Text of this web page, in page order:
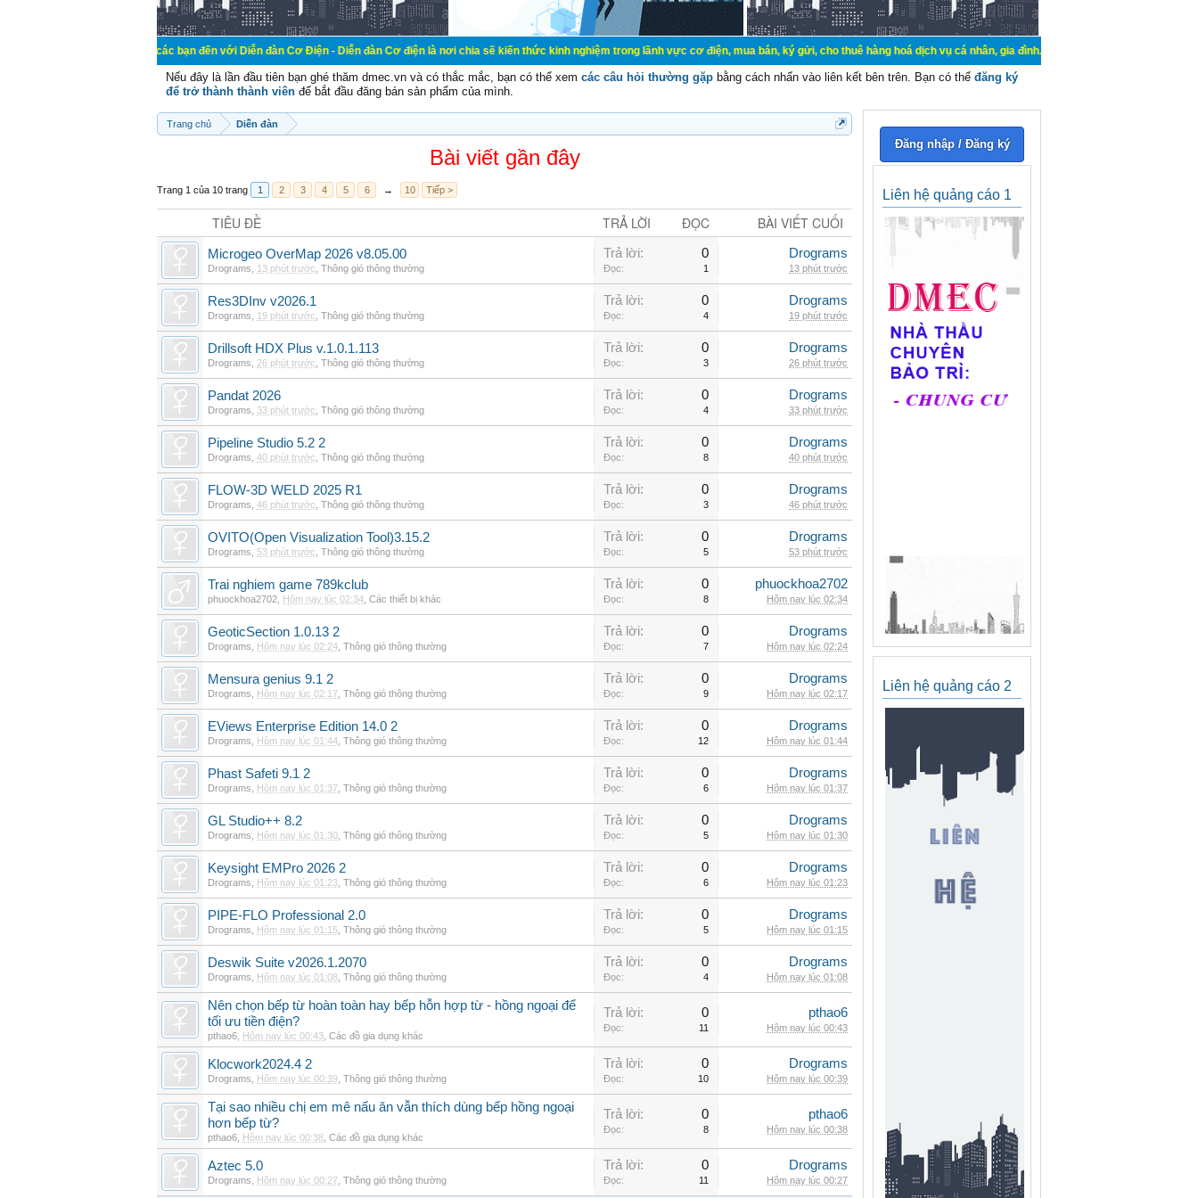
Chào mừng các bạn đến với Diễn đàn Cơ Điện - Diễn đàn Cơ điện là nơi chia sẽ kiến thức kinh nghiệm trong lãnh vực cơ điện, mua bán, ký gửi, cho thuê hàng hoá dịch vụ cá nhân, gia đình. Mua bán, ký gửi, cho thuê thiết bị hệ
Nếu đây là lần đầu tiên bạn ghé thăm dmec.vn và có thắc mắc, bạn có thể xem các câu hỏi thường gặp bằng cách nhấn vào liên kết bên trên. Bạn có thể đăng ký
để trở thành thành viên để bắt đầu đăng bán sản phẩm của mình.
Trang chủ Diễn đàn
Bài viết gần đây
Trang 1 của 10 trang 1 2 3 4 5 6 → 10 Tiếp >
TIÊU ĐỀ TRẢ LỜI ĐỌC BÀI VIẾT CUỐI
Microgeo OverMap 2026 v8.05.00
Drograms 13 phút trước Thông gió thông thường
Trả lời: 0
Đọc: 1
Drograms
13 phút trước
Res3DInv v2026.1
Drograms 19 phút trước Thông gió thông thường
Trả lời: 0
Đọc: 4
Drograms
19 phút trước
Drillsoft HDX Plus v.1.0.1.113
Drograms 26 phút trước Thông gió thông thường
Trả lời: 0
Đọc: 3
Drograms
26 phút trước
Pandat 2026
Drograms 33 phút trước Thông gió thông thường
Trả lời: 0
Đọc: 4
Drograms
33 phút trước
Pipeline Studio 5.2 2
Drograms 40 phút trước Thông gió thông thường
Trả lời: 0
Đọc: 8
Drograms
40 phút trước
FLOW-3D WELD 2025 R1
Drograms 46 phút trước Thông gió thông thường
Trả lời: 0
Đọc: 3
Drograms
46 phút trước
OVITO(Open Visualization Tool)3.15.2
Drograms 53 phút trước Thông gió thông thường
Trả lời: 0
Đọc: 5
Drograms
53 phút trước
Trai nghiem game 789kclub
phuockhoa2702 Hôm nay lúc 02:34 Các thiết bị khác
Trả lời: 0
Đọc: 8
phuockhoa2702
Hôm nay lúc 02:34
GeoticSection 1.0.13 2
Drograms Hôm nay lúc 02:24 Thông gió thông thường
Trả lời: 0
Đọc: 7
Drograms
Hôm nay lúc 02:24
Mensura genius 9.1 2
Drograms Hôm nay lúc 02:17 Thông gió thông thường
Trả lời: 0
Đọc: 9
Drograms
Hôm nay lúc 02:17
EViews Enterprise Edition 14.0 2
Drograms Hôm nay lúc 01:44 Thông gió thông thường
Trả lời: 0
Đọc: 12
Drograms
Hôm nay lúc 01:44
Phast Safeti 9.1 2
Drograms Hôm nay lúc 01:37 Thông gió thông thường
Trả lời: 0
Đọc: 6
Drograms
Hôm nay lúc 01:37
GL Studio++ 8.2
Drograms Hôm nay lúc 01:30 Thông gió thông thường
Trả lời: 0
Đọc: 5
Drograms
Hôm nay lúc 01:30
Keysight EMPro 2026 2
Drograms Hôm nay lúc 01:23 Thông gió thông thường
Trả lời: 0
Đọc: 6
Drograms
Hôm nay lúc 01:23
PIPE-FLO Professional 2.0
Drograms Hôm nay lúc 01:15 Thông gió thông thường
Trả lời: 0
Đọc: 5
Drograms
Hôm nay lúc 01:15
Deswik Suite v2026.1.2070
Drograms Hôm nay lúc 01:08 Thông gió thông thường
Trả lời: 0
Đọc: 4
Drograms
Hôm nay lúc 01:08
Nên chọn bếp từ hoàn toàn hay bếp hỗn hợp từ - hồng ngoại để
tối ưu tiền điện?
pthao6 Hôm nay lúc 00:43 Các đồ gia dụng khác
Trả lời: 0
Đọc: 11
pthao6
Hôm nay lúc 00:43
Klocwork2024.4 2
Drograms Hôm nay lúc 00:39 Thông gió thông thường
Trả lời: 0
Đọc: 10
Drograms
Hôm nay lúc 00:39
Tại sao nhiều chị em mê nấu ăn vẫn thích dùng bếp hồng ngoại
hơn bếp từ?
pthao6 Hôm nay lúc 00:38 Các đồ gia dụng khác
Trả lời: 0
Đọc: 8
pthao6
Hôm nay lúc 00:38
Aztec 5.0
Drograms Hôm nay lúc 00:27 Thông gió thông thường
Trả lời: 0
Đọc: 11
Drograms
Hôm nay lúc 00:27
Đăng nhập / Đăng ký
Liên hệ quảng cáo 1
Liên hệ quảng cáo 2